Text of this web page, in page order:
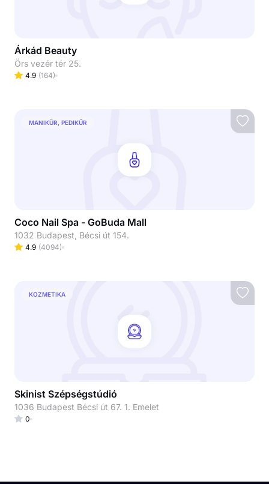
Árkád Beauty
Örs vezér tér 25.
4.9 (164)
MANIKŰR, PEDIKŰR
Coco Nail Spa - GoBuda Mall
1032 Budapest, Bécsi út 154.
4.9 (4094)
KOZMETIKA
Skinist Szépségstúdió
1036 Budapest Bécsi út 67. 1. Emelet
0